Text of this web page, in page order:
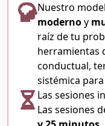
Nuestro
modernoy
raíz de tu
herramientas
conductual,
sistémica
Las sesiones
Las sesiones